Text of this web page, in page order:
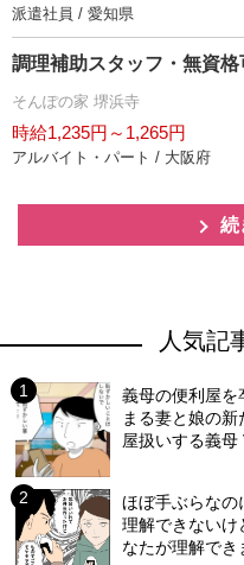
派遣社員 / 愛知県
調理補助スタッフ・無資
そんぽの家 堺浜寺
時給1,235円～1,265円
アルバイト・パート / 大阪府
続
人気記
義母の便利屋を
まる妻と娘の
屋扱いする義母
ほぼ手ぶらなの
理解できないけ
なたが理解でき